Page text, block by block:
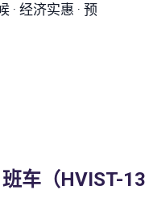
· 经济实惠 · 预
车（HVIST-